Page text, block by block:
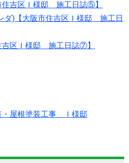
住吉区Ｉ様邸 施工日誌⑤】
ダ)【大阪市住吉区Ｉ様邸 施工日
吉区Ｉ様邸 施工日誌⑦】
屋根塗装工事 Ｉ様邸